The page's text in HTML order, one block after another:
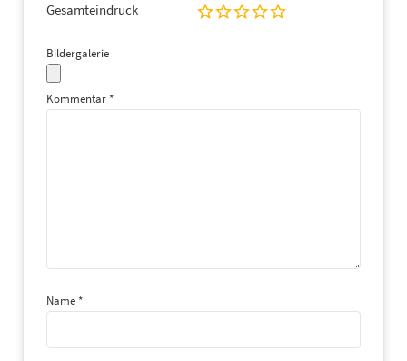
Gesamteindruck
Bildergalerie
Kommentar *
Name *